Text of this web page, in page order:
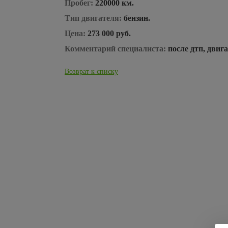
Пробег: 220000 км.
Тип двигателя: бензин.
Цена: 273 000 руб.
Комментарий специалиста: после дтп,
Возврат к списку